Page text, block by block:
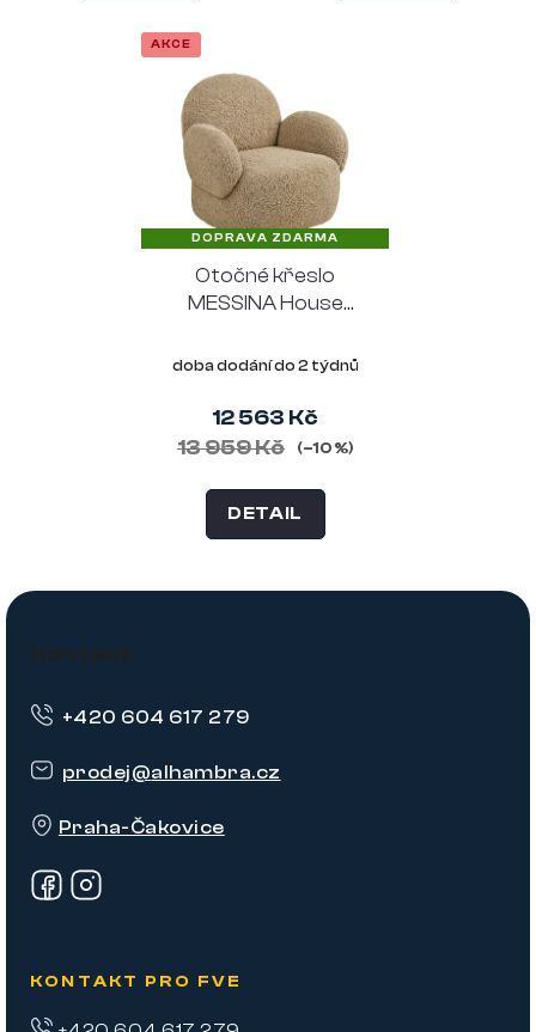
AKCE
DOPRAVA ZDARMA
Otočné křeslo
MESSINA House
doba dodání do 2 týdnů
12 563 Kč
13 959 Kč
(–10 %)
DETAIL
Z
Kontakt
prodej@alhambra.cz
Praha-Čakovice
+420 604 617 279
KONTAKT PRO FVE